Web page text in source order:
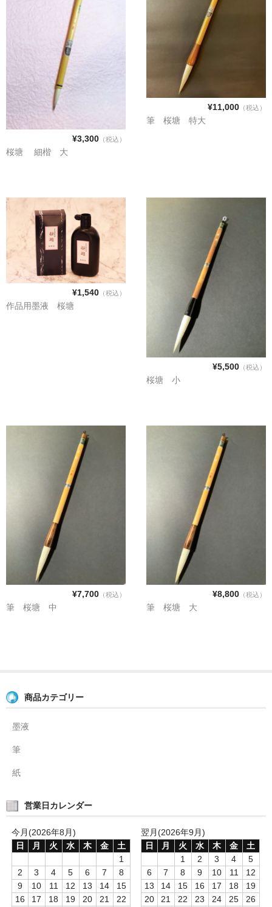
¥3,300（税込）
桜塘 細楷 大
¥11,000（税込）
筆 桜塘 特大
¥1,540（税込）
作品用墨液 桜塘
¥5,500（税込）
桜塘 小
¥7,700（税込）
筆 桜塘 中
¥8,800（税込）
筆 桜塘 大
商品カテゴリー
墨液
筆
紙
営業日カレンダー
今月(2026年8月)
日
月 火 水 木 金
土
1
2
3 4 5 6 7
8
9
10 11 12 13 14
15
16
17 18 19 20 21 22
翌月(2026年9月)
日
月 火 水 木 金
土
1
2 3 4
5
6
7 8 9 10 11
12
13
14 15 16 17 18
19
20
21 22 23 24 25 26